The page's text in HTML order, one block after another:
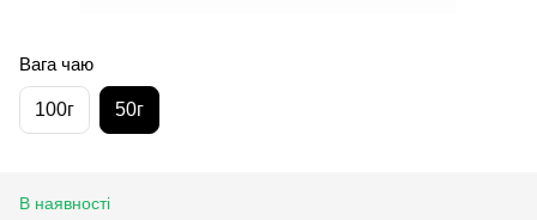
Вага чаю
100г 50г
В наявності